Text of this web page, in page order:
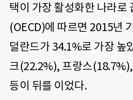
택이 가장 활성화한 나라로
(OECD)에 따르면 2015년
덜란드가 34.1%로 가장 높
크(22.2%), 프랑스
등이 뒤를 이었다.